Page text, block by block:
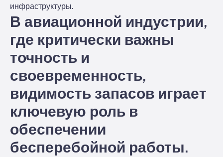
инфраструктуры.
В авиационной индустрии,
где критически важны
точность и
своевременность,
видимость запасов играет
ключевую роль в
обеспечении
бесперебойной работы.